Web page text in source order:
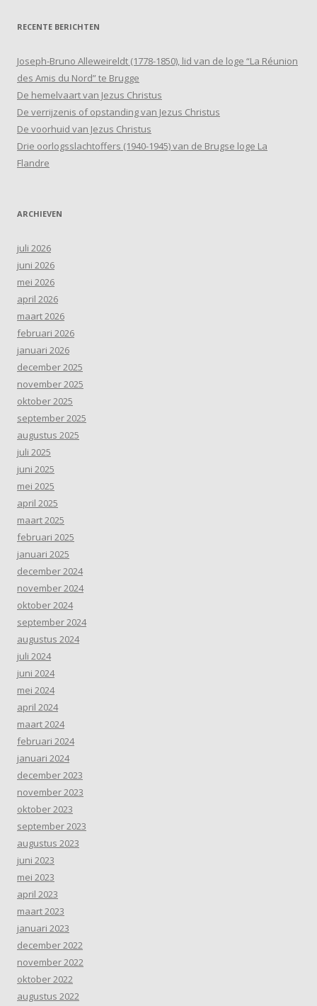
RECENTE BERICHTEN
Joseph-Bruno Alleweireldt (1778-1850), lid van de loge “La Réunion
des Amis du Nord” te Brugge
De hemelvaart van Jezus Christus
De verrijzenis of opstanding van Jezus Christus
De voorhuid van Jezus Christus
Drie oorlogsslachtoffers (1940-1945) van de Brugse loge La
Flandre
ARCHIEVEN
juli 2026
juni 2026
mei 2026
april 2026
maart 2026
februari 2026
januari 2026
december 2025
november 2025
oktober 2025
september 2025
augustus 2025
juli 2025
juni 2025
mei 2025
april 2025
maart 2025
februari 2025
januari 2025
december 2024
november 2024
oktober 2024
september 2024
augustus 2024
juli 2024
juni 2024
mei 2024
april 2024
maart 2024
februari 2024
januari 2024
december 2023
november 2023
oktober 2023
september 2023
augustus 2023
juni 2023
mei 2023
april 2023
maart 2023
januari 2023
december 2022
november 2022
oktober 2022
augustus 2022